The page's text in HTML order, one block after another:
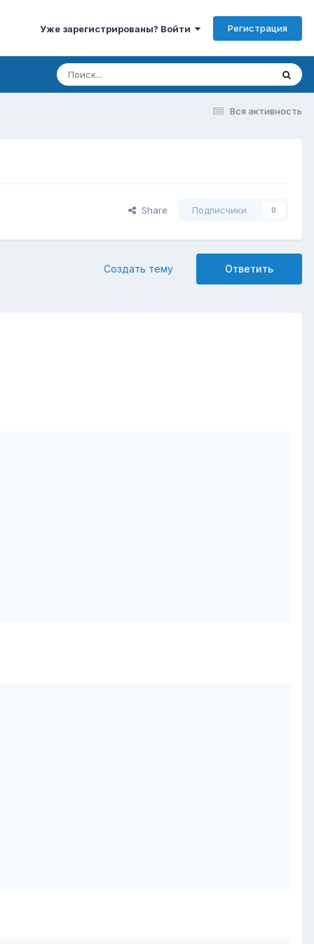
Уже зарегистрированы? Войти Регистрация
Вся активность
Share Подписчики 0
Ответить
Создать тему